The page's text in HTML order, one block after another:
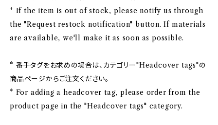
* If the item is out of stock, please notify us through
the "Request restock notification" button. If materials
are available, we'll make it as soon as possible.
* 番手タグをお求めの場合は、カテゴリー"Headcover tags"の
商品ページからご注文ください。
* For adding a headcover tag, please order from the
product page in the "Headcover tags" category.